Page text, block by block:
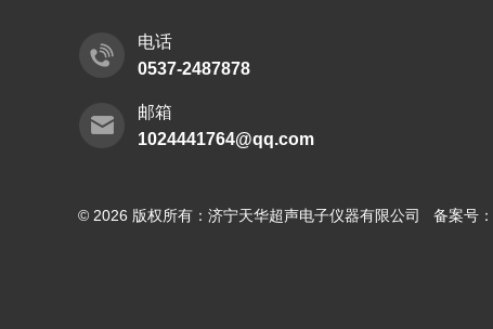
电话
0537-2487878
邮箱
1024441764@qq.com
© 2026 版权所有：济宁天华超声电子仪器有限公司 备案号：